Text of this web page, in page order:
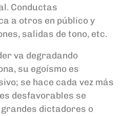
Conductas
a otros en público y
salidas de tono, etc.
va degradando
su egoísmo es
se hace cada vez más
desfavorables se
dictadores o